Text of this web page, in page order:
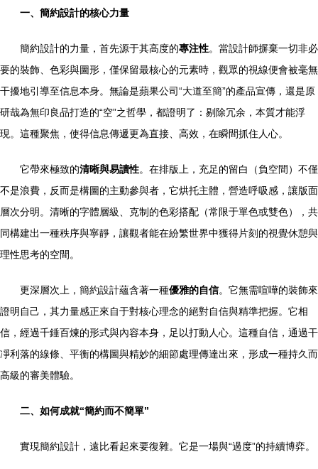
一、簡約設計的核心力量
簡約設計的力量，首先源于其高度的專注性。當設計師摒棄一切非必
要的裝飾、色彩與圖形，僅保留最核心的元素時，觀眾的視線便會被毫無
干擾地引導至信息本身。無論是蘋果公司“大道至簡”的產品宣傳，還是原
研哉為無印良品打造的“空”之哲學，都證明了：剔除冗余，本質才能浮
現。這種聚焦，使得信息傳遞更為直接、高效，在瞬間抓住人心。
它帶來極致的清晰與易讀性。在排版上，充足的留白（負空間）不僅
不是浪費，反而是構圖的主動參與者，它烘托主體，營造呼吸感，讓版面
層次分明。清晰的字體層級、克制的色彩搭配（常限于單色或雙色），共
同構建出一種秩序與寧靜，讓觀者能在紛繁世界中獲得片刻的視覺休憩與
理性思考的空間。
更深層次上，簡約設計蘊含著一種優雅的自信。它無需喧嘩的裝飾來
證明自己，其力量感正來自于對核心理念的絕對自信與精準把握。它相
信，經過千錘百煉的形式與內容本身，足以打動人心。這種自信，通過干
凈利落的線條、平衡的構圖與精妙的細節處理傳達出來，形成一種持久而
高級的審美體驗。
二、如何成就“簡約而不簡單”
實現簡約設計，遠比看起來要復雜。它是一場與“過度”的持續博弈。